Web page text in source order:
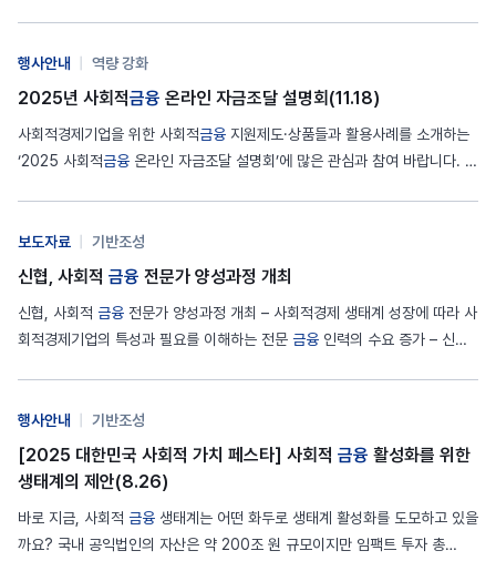
초대합니다. 2026 사회적
행사안내 역량 강화
2025년 사회적금융 온라인 자금조달 설명회(11.18)
사회적경제기업을 위한 사회적금융 지원제도·상품들과 활용사례를 소개하는
‘2025 사회적금융 온라인 자금조달 설명회’에 많은 관심과 참여 바랍니다. 일
_ https://forms.gle/WCTpwV6RAxSCezmD9…
보도자료 기반조성
신협, 사회적 금융 전문가 양성과정 개최
신협, 사회적 금융 전문가 양성과정 개최 – 사회적경제 생태계 성장에 따라 사
회적경제기업의 특성과 필요를 이해하는 전문 금융 인력의 수요 증가 – 신협
행사안내
기반조성
[2025 대한민국 사회적 가치 페스타] 사회적 금융 활성화를 위한
생태계의 제안(8.26)
바로 지금, 사회적 금융 생태계는 어떤 화두로 생태계 활성화를 도모하고 있을
까요? 국내 공익법인의 자산은 약 200조 원 규모이지만 임팩트 투자 총